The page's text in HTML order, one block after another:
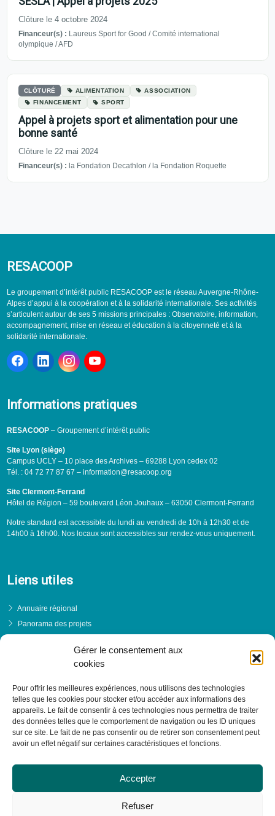
Gérer le consentement aux
cookies
Pour offrir les meilleures expériences, nous utilisons des technologies
telles que les cookies pour stocker et/ou accéder aux informations des
appareils. Le fait de consentir à ces technologies nous permettra de traiter
des données telles que le comportement de navigation ou les ID uniques
sur ce site. Le fait de ne pas consentir ou de retirer son consentement peut
avoir un effet négatif sur certaines caractéristiques et fonctions.
Accepter
Refuser
Clôture le 4 octobre 2024
Financeur(s) : Laureus Sport for Good / Comité international
olympique / AFD
CLÔTURÉ ALIMENTATION
ASSOCIATION
FINANCEMENT
SPORT
Appel à projets sport et alimentation pour une
bonne santé
Clôture le 22 mai 2024
Financeur(s) : la Fondation Decathlon / la Fondation Roquette
RESACOOP
Le groupement d’intérêt public RESACOOP est le réseau Auvergne-Rhône-
Alpes d’appui à la coopération et à la solidarité internationale. Ses activités
s’articulent autour de ses 5 missions principales : Observatoire, information,
accompagnement, mise en réseau et éducation à la citoyenneté et à la
solidarité internationale.
Informations pratiques
RESACOOP– Groupement d’intérêt public
Site Lyon (siège)
Campus UCLY – 10 place des Archives – 69288 Lyon cedex 02
Tél. : 04 72 77 87 67 – information@resacoop.org
Site Clermont-Ferrand
Hôtel de Région – 59 boulevard Léon Jouhaux – 63050 Clermont-Ferrand
Notre standard est accessible du lundi au vendredi de 10h à 12h30 et de
14h00 à 16h00. Nos locaux sont accessibles sur rendez-vous uniquement.
Liens utiles
Annuaire régional
Panorama des projets